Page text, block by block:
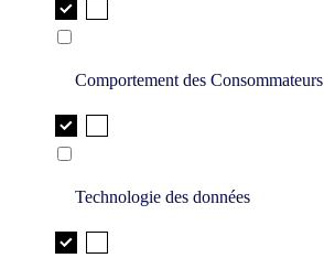
Comportement des Consommateurs
Technologie des données